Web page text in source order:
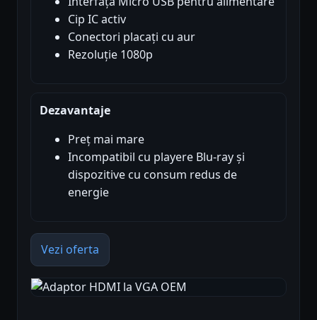
Cip IC activ
Conectori placați cu aur
Rezoluție 1080p
Dezavantaje
Preț mai mare
Incompatibil cu playere Blu-ray și
dispozitive cu consum redus de
energie
Vezi oferta